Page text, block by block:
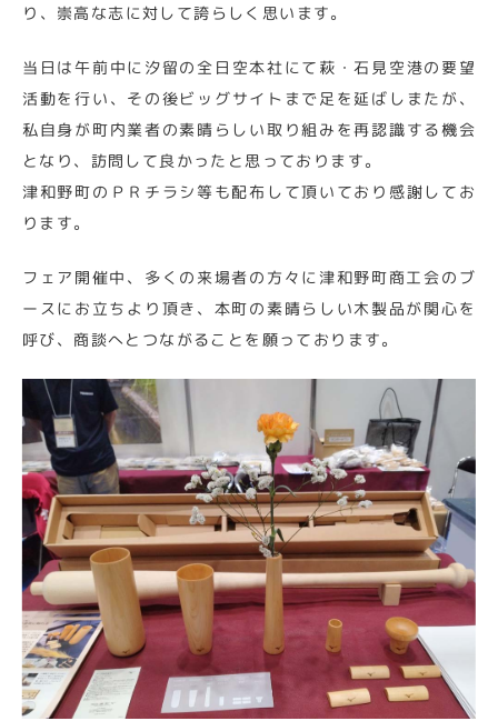
り、崇高な志に対して誇らしく思います。
当日は午前中に汐留の全日空本社にて萩・石見空港の要望
活動を行い、その後ビッグサイトまで足を延ばしまたが、
私自身が町内業者の素晴らしい取り組みを再認識する機会
となり、訪問して良かったと思っております。
津和野町のＰＲチラシ等も配布して頂いており感謝してお
ります。
フェア開催中、多くの来場者の方々に津和野町商工会のブ
ースにお立ちより頂き、本町の素晴らしい木製品が関心を
呼び、商談へとつながることを願っております。